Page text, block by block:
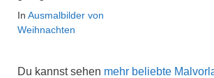
In Ausmalbilder von
Weihnachten
Du kannst sehen mehr beliebte